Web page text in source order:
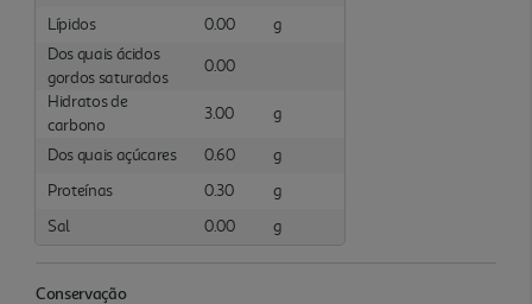
Lípidos
0.00
g
Dos quais ácidos
gordos saturados
0.00
Hidratos de
carbono
3.00 g
Dos quais açúcares 0.60
g
Proteínas
0.30
g
Sal
0.00 g
Conservação